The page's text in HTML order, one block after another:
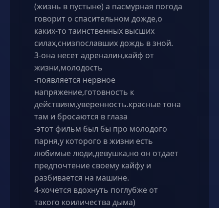
(жизнь в пустыне) а пасмурная погода
говорит о спасительном дожде,о
каких-то таинственных высших
силах,снизпославших дождь в зной.
3-она несет адреналин,кайф от
жизни,молодость
-появляется нервное
напряжение,готовность к
действиям,уверенность.красные тона
там и бросаются в глаза
-этот фильм был бы про молодого
парня,у которого в жизни есть
любимые люди,девушка,но он отдает
предпочтение своему кайфу и
разбивается на машине.
4-хочется вдохнуть поглубже от
такого коиличества дыма)